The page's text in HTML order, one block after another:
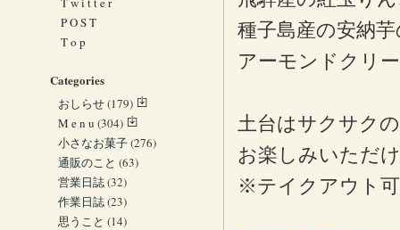
種子島産の安納
アーモンドクリ
土台はサクサク
お楽しみいただ
※テイクアウト
P O S T
T o p
Categories
おしらせ(179)
M e n u (304)
小さなお菓子(276)
通販のこと (63)
営業日誌(32)
作業日誌(23)
思うこと (14)